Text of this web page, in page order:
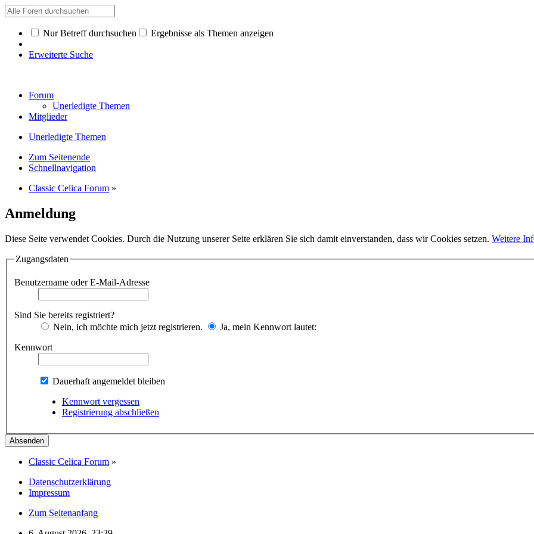
Nur Betreff durchsuchen Ergebnisse als Themen anzeigen
Erweiterte Suche
Forum
Unerledigte Themen
Mitglieder
Unerledigte Themen
Zum Seitenende
Schnellnavigation
Classic Celica Forum »
Anmeldung
Diese Seite verwendet Cookies. Durch die Nutzung unserer Seite erklären Sie sich damit einverstanden, dass wir Cookies setzen. Weitere
Zugangsdaten
Benutzername oder E-Mail-Adresse
Sind Sie bereits registriert?
Nein, ich möchte mich jetzt registrieren.
Ja, mein Kennwort lautet:
Kennwort
Dauerhaft angemeldet bleiben
Kennwort vergessen
Registrierung abschließen
Classic Celica Forum »
Datenschutzerklärung
Impressum
Zum Seitenanfang